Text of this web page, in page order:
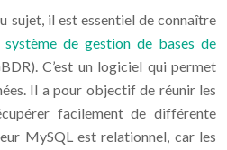
sujet, il est essentiel de connaître
système de gestion de bases de
C’est un logiciel qui permet
Il a pour objectif de réunir les
facilement de différente
MySQL est relationnel, car les